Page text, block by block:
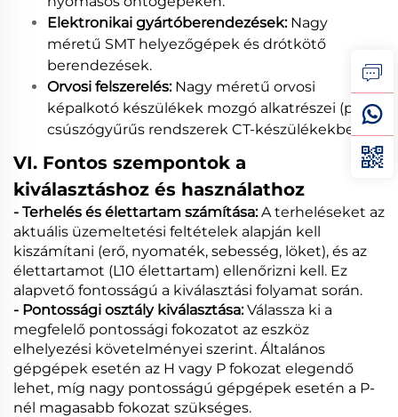
Elektronikai gyártóberendezések: Nagy
méretű SMT helyezőgépek és drótkötő
berendezések.
Orvosi felszerelés: Nagy méretű orvosi
képalkotó készülékek mozgó alkatrészei (pl.
csúszógyűrűs rendszerek CT-készülékekben).
VI. Fontos szempontok a
kiválasztáshoz és használathoz
- Terhelés és élettartam számítása:A terheléseket az
aktuális üzemeltetési feltételek alapján kell
kiszámítani (erő, nyomaték, sebesség, löket), és az
élettartamot (L10 élettartam) ellenőrizni kell. Ez
alapvető fontosságú a kiválasztási folyamat során.
- Pontossági osztály kiválasztása:Válassza ki a
megfelelő pontossági fokozatot az eszköz
elhelyezési követelményei szerint. Általános
gépgépek esetén az H vagy P fokozat elegendő
lehet, míg nagy pontosságú gépgépek esetén a P-
nél magasabb fokozat szükséges.